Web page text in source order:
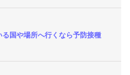
る国や場所へ行くなら予防接種